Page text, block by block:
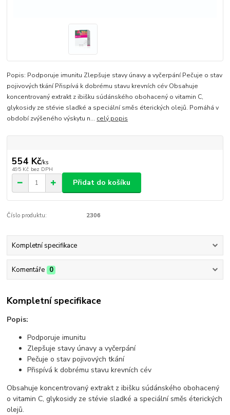
Popis: Podporuje imunitu Zlepšuje stavy únavy a vyčerpání Pečuje o stav
pojivových tkání Přispívá k dobrému stavu krevních cév Obsahuje
koncentrovaný extrakt z ibišku súdánského obohacený o vitamin C,
glykosidy ze stévie sladké a speciální směs éterických olejů. Pomáhá v
období zvýšeného výskytu n... celý popis
554 Kč/ks
495 Kč bez DPH
Přidat do košíku
Číslo produktu: 2306
Kompletní specifikace
Komentáře 0
Kompletní specifikace
Popis:
Podporuje imunitu
Zlepšuje stavy únavy a vyčerpání
Pečuje o stav pojivových tkání
Přispívá k dobrému stavu krevních cév
Obsahuje koncentrovaný extrakt z ibišku súdánského obohacený
o vitamin C, glykosidy ze stévie sladké a speciální směs éterických
olejů.